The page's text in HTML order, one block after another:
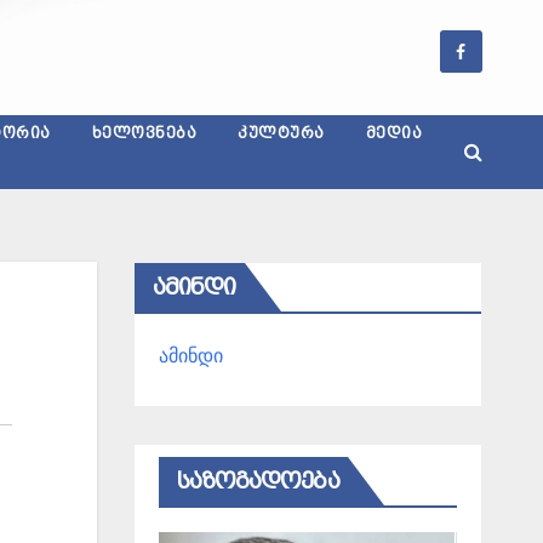
ᲮᲔᲚᲝᲕᲜᲔᲑᲐ ᲙᲣᲚᲢᲣᲠᲐ ᲛᲔᲓᲘᲐ
ᲐᲛᲘᲜᲓᲘ
ამინდი
ᲡᲐᲖᲝᲒᲐᲓᲝᲔᲑᲐ